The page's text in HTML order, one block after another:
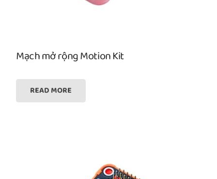
Mạch mở rộng Motion Kit
READ MORE